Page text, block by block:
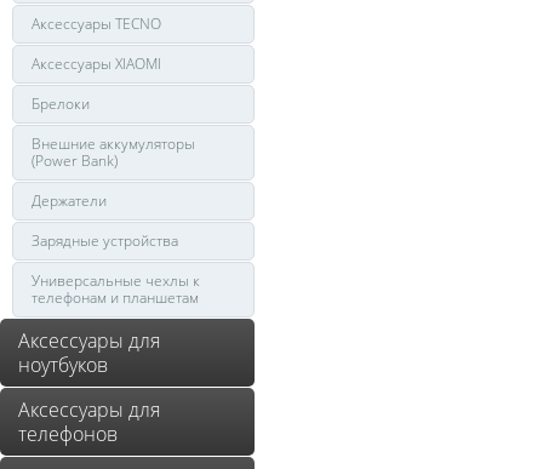
Аксессуары TECNO
Аксессуары XIAOMI
Брелоки
Внешние аккумуляторы
(Power Bank)
Держатели
Зарядные устройства
Универсальные чехлы к
телефонам и планшетам
Аксессуары для
ноутбуков
Аксессуары для
телефонов